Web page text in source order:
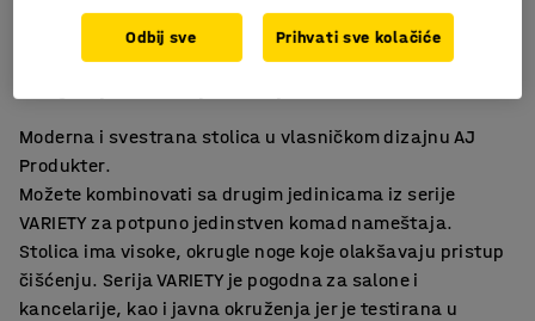
Pogodno za škole i salone
Izdržljiv materijal
Moderna i svestrana stolica u vlasničkom dizajnu AJ
Produkter.
Možete kombinovati sa drugim jedinicama iz serije
VARIETY za potpuno jedinstven komad nameštaja.
Stolica ima visoke, okrugle noge koje olakšavaju pristup
čišćenju. Serija VARIETY je pogodna za salone i
kancelarije, kao i javna okruženja jer je testirana u
Odbij sve Prihvati sve kolačiće